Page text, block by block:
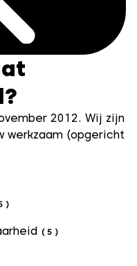
)
( 5 )
2012. Wij zijn
werkzaam (opgericht